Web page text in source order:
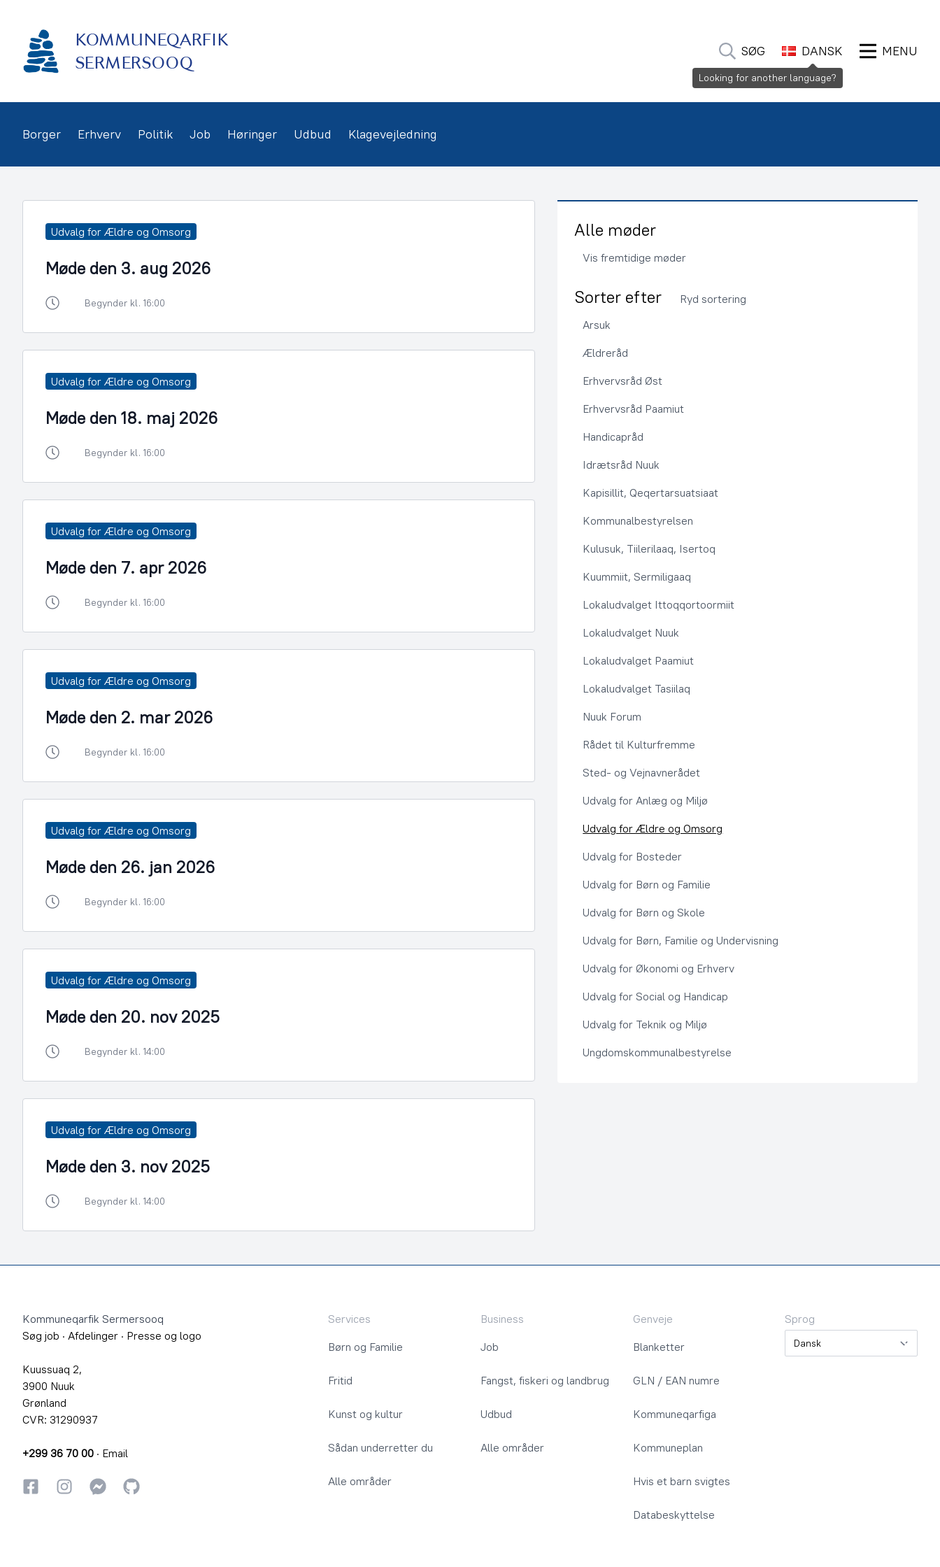
indhold
KOMMUNEQARFIK
SERMERSOOQ
SØG DANSK MENU
Borger Erhverv Politik Job Høringer Udbud Klagevejledning
Udvalg for Ældre og Omsorg
Møde den 3. aug 2026
Begynder kl. 16:00
Udvalg for Ældre og Omsorg
Møde den 18. maj 2026
Begynder kl. 16:00
Udvalg for Ældre og Omsorg
Møde den 7. apr 2026
Begynder kl. 16:00
Udvalg for Ældre og Omsorg
Møde den 2. mar 2026
Begynder kl. 16:00
Udvalg for Ældre og Omsorg
Møde den 26. jan 2026
Begynder kl. 16:00
Udvalg for Ældre og Omsorg
Møde den 20. nov 2025
Begynder kl. 14:00
Udvalg for Ældre og Omsorg
Møde den 3. nov 2025
Begynder kl. 14:00
Alle møder
Vis fremtidige møder
Sorter efter
Ryd sortering
Arsuk
Ældreråd
Erhvervsråd Øst
Erhvervsråd Paamiut
Handicapråd
Idrætsråd Nuuk
Kapisillit, Qeqertarsuatsiaat
Kommunalbestyrelsen
Kulusuk, Tiilerilaaq, Isertoq
Kuummiit, Sermiligaaq
Lokaludvalget Ittoqqortoormiit
Lokaludvalget Nuuk
Lokaludvalget Paamiut
Lokaludvalget Tasiilaq
Nuuk Forum
Rådet til Kulturfremme
Sted- og Vejnavnerådet
Udvalg for Anlæg og Miljø
Udvalg for Ældre og Omsorg
Udvalg for Bosteder
Udvalg for Børn og Familie
Udvalg for Børn og Skole
Udvalg for Børn, Familie og Undervisning
Udvalg for Økonomi og Erhverv
Udvalg for Social og Handicap
Udvalg for Teknik og Miljø
Ungdomskommunalbestyrelse
Kommuneqarfik Sermersooq
Søg job · Afdelinger · Presse og logo
Kuussuaq 2,
3900 Nuuk
Grønland
CVR: 31290937
+299 36 70 00 · Email
FacebookInstagramInstagram
GitHub
Services
Børn og Familie
Fritid
Kunst og kultur
Sådan underretter du
Alle områder
Business
Job
Fangst, fiskeri og landbrug
Udbud
Alle områder
Genveje
Blanketter
GLN / EAN numre
Kommuneqarfiga
Kommuneplan
Hvis et barn svigtes
Databeskyttelse
Sprog
Sprog
Looking for another language?